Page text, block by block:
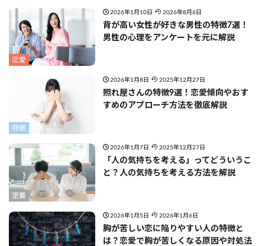
恋愛
2026年1月10日 2026年8月6日
背が高い女性が好きな男性の特徴7選！
男性の心理をアンケートを元に解説
特徴
2026年1月8日 2025年12月27日
照れ屋さんの特徴9選！恋愛傾向やおす
すめのアプローチ方法を徹底解説
定義
2026年1月7日 2025年12月27日
「人の気持ちを考える」ってどういうこ
と？人の気持ちを考える方法を解説
2026年1月5日 2026年1月6日
胸が苦しい恋に陥りやすい人の特徴と
は？恋愛で胸が苦しくなる原因や対処法